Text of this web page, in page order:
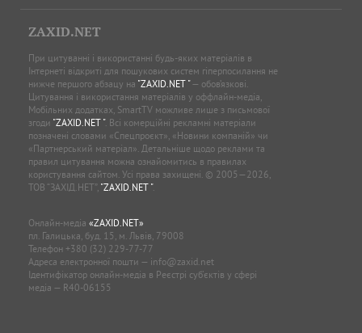
ZAXID.NET
При цитуванні і використанні будь-яких матеріалів в
Інтернеті відкриті для пошукових систем гіперпосилання не
нижче першого абзацу на "ZAXID.NET "— обов’язкові.
Цитування і використання матеріалів у оффлайн-медіа,
Мобільних додатках, SmartTV можливе лише з письмової
згоди "ZAXID.NET ". Всі комерційні рекламні матеріали
позначені словами «Спецпроєкт», «Новини компаній» чи
«Партнерський матеріал». Детальніше щодо реклами та
правил цитування можна ознайомитись в правилах
користування сайтом. Усі права захищені. © 2005—2026,
ТОВ “ЗАХІД.НЕТ”, "ZAXID.NET ".
Онлайн-медіа «ZAXID.NET»
пл. Галицька, буд. 15, м. Львів, 79008
Телефон +380 (32) 229-77-77
Адреса електронної пошти — info@zaxid.net
Ідентифікатор онлайн-медіа в Реєстрі суб'єктів у сфері
медіа — R40-06155